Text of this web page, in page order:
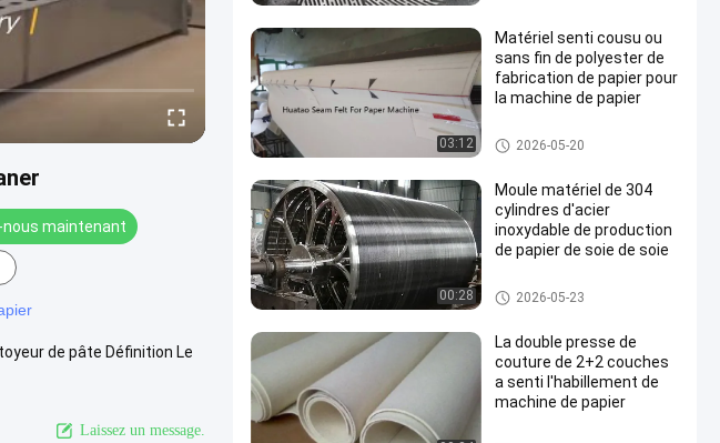
maintenant
de pâte Définition Le
Laissez un message.
03:12
Matériel senti cousu ou
sans fin de polyester de
fabrication de papier pour
la machine de papier
machine de fabrication de papi
er
2026-05-20
00:28
Moule matériel de 304
cylindres d'acier
inoxydable de production
de papier de soie de soie
machine de fabrication de papi
er
2026-05-23
La double presse de
couture de 2+2 couches
a senti l'habillement de
machine de papier